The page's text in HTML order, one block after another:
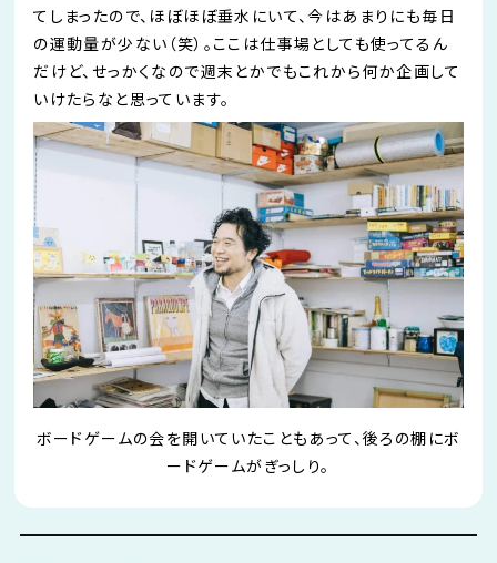
てしまったので、ほぼほぼ垂水にいて、今はあまりにも毎日
の運動量が少ない（笑）。ここは仕事場としても使ってるん
だけど、せっかくなので週末とかでもこれから何か企画して
いけたらなと思っています。
ボードゲームの会を開いていたこともあって、後ろの棚にボ
ードゲームがぎっしり。